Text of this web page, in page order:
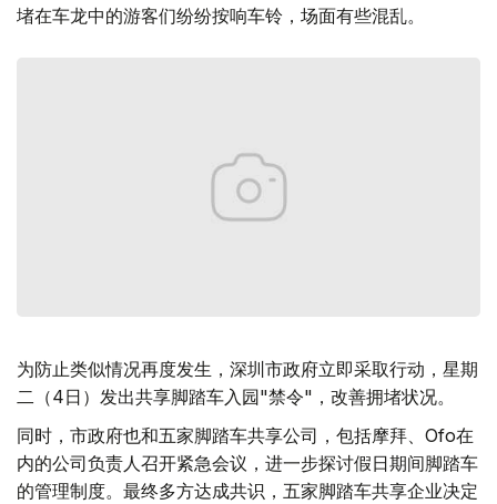
堵在车龙中的游客们纷纷按响车铃，场面有些混乱。
为防止类似情况再度发生，深圳市政府立即采取行动，星期
二（4日）发出共享脚踏车入园"禁令"，改善拥堵状况。
同时，市政府也和五家脚踏车共享公司，包括摩拜、Ofo在
内的公司负责人召开紧急会议，进一步探讨假日期间脚踏车
的管理制度。最终多方达成共识，五家脚踏车共享企业决定